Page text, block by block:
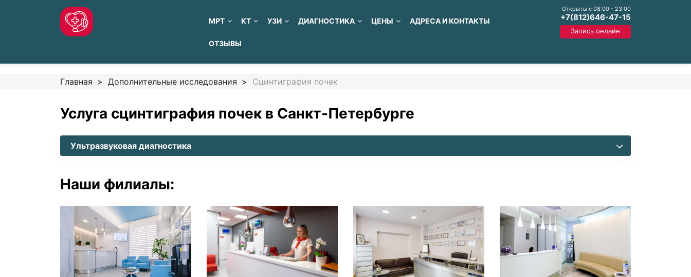
МРТ КТ УЗИ ДИАГНОСТИКА ЦЕНЫ АДРЕСА И КОНТАКТЫ
ОТЗЫВЫ
Открыты с 08:00 - 23:00
+7(812)646-47-15
Запись онлайн
Главная Дополнительные исследования Сцинтиграфия почек
Услуга сцинтиграфия почек в Санкт-Петербурге
Ультразвуковая диагностика
Наши филиалы: